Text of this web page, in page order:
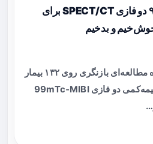
نیمه‌کمی ۹۹mTc‑MIBI دو فازی SPECT/CT برای
و بدخیم
خلاصه سریع برای خواننده مطالعه‌ای بازنگری روی ۱۳۲ بیمار
نشان داد که پارامترهای نیمه‌کمی دو فازی 99mTc‑MIBI